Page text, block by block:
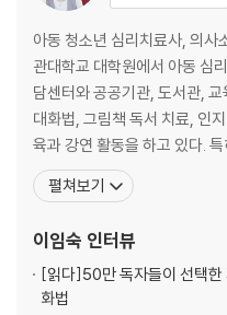
그야말로 놀라운 5살을 만나다
아이의 첫 공부는 부모에게 달려
부모가 이미 결정해버린 아이의
아이의 첫 공부, 왜? 무엇을? 어
공부를 시키는 걸까, 학대를 하는
4~7세에게 꼭 필요한 정서와 인
“뭘 하고 싶니?”에서 “하려고 했
공부 잠재력을 깨우는 마음의 도
4~7세 아이의 발달을 결정짓는
아동 청소년 심리치료사, 의사
관대학교 대학원에서 아동 심
담센터와 공공기관, 도서관,
대화법, 그림책 독서 치료, 인
육과 강연 활동을 하고 있다.
을 연구 개발하는 중이며, 현재
청소년상담센터 소장을 맡고 있다. 독서문화진흥 유공 국무총
다』(2025), 『이임숙의 결국 잘
펼쳐보기
이임숙 인터뷰
[읽다] 50만 독자들이 선택한
화법